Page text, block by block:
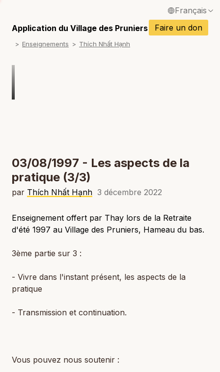
Français
English / Anglais
Español / Espagnol
Application du Village des Pruniers Faire un don
Enseignements Thích Nhất Hạnh
03/08/1997 - Les aspects de la
pratique (3/3)
par Thích Nhất Hạnh 3 décembre 2022
Enseignement offert par Thay lors de la Retraite
d'été 1997 au Village des Pruniers, Hameau du bas.
3ème partie sur 3 :
- Vivre dans l'instant présent, les aspects de la
pratique
- Transmission et continuation.
Vous pouvez nous soutenir :